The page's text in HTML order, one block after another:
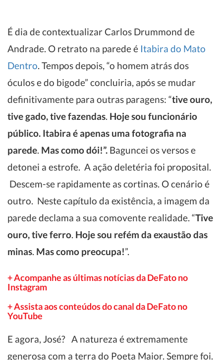
É dia de contextualizar Carlos Drummond de
Andrade. O retrato na parede é Itabira do Mato
Dentro. Tempos depois, “o homem atrás dos
óculos e do bigode” concluiria, após se mudar
definitivamente para outras paragens: “tive ouro,
tive gado, tivefazendas. Hoje sou funcionário
público. Itabira é apenas uma fotografia na
parede. Mas como dói!”. Baguncei os versos e
detonei a estrofe. A ação deletéria foi proposital.
Descem-se rapidamente as cortinas. O cenário é
outro. Neste capítulo da existência, a imagem da
parede declama a sua comovente realidade. “Tive
ouro, tive ferro. Hoje sou refém da exaustão das
minas. Mas como preocupa!”.
+ Acompanhe as últimas notícias da DeFato no
Instagram
+ Assista aos conteúdos do canal da DeFato no
YouTube
E agora, José? A natureza é extremamente
generosa com a terra do Poeta Maior. Sempre foi.